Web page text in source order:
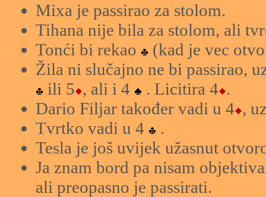
Mixa je passirao za stolom.
Tihana nije bila za stolom, ali
Tonći bi rekao
(kad je vec
Žila ni slučajno ne bi passirao,
ili 5 , ali i 4 . Licitira 4 .
Dario Filjar također vadi u 4 ,
Tvrtko vadi u 4
.
Tesla je još uvijek užasnut
Ja znam bord pa nisam
ali preopasno je passirati.